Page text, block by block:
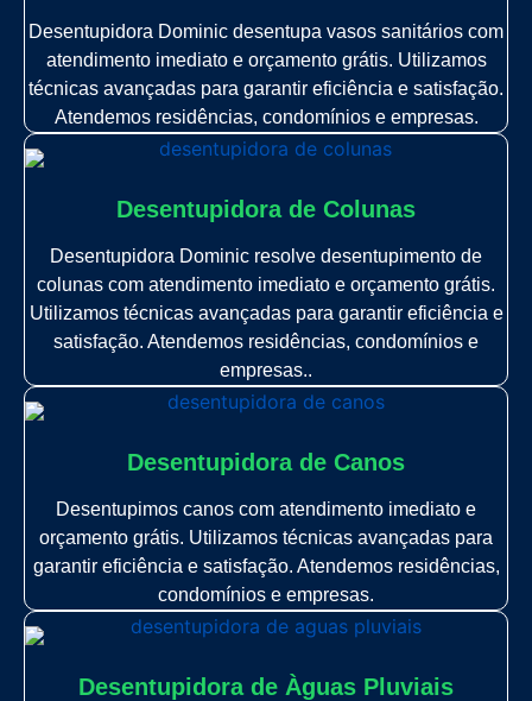
Desentupidora Dominic desentupa vasos sanitários com
atendimento imediato e orçamento grátis. Utilizamos
técnicas avançadas para garantir eficiência e satisfação.
Atendemos residências, condomínios e empresas.
Desentupidora de Colunas
Desentupidora Dominic resolve desentupimento de
colunas com atendimento imediato e orçamento grátis.
Utilizamos técnicas avançadas para garantir eficiência e
satisfação. Atendemos residências, condomínios e
empresas..
Desentupidora de Canos
Desentupimos canos com atendimento imediato e
orçamento grátis. Utilizamos técnicas avançadas para
garantir eficiência e satisfação. Atendemos residências,
condomínios e empresas.
Desentupidora de Àguas Pluviais